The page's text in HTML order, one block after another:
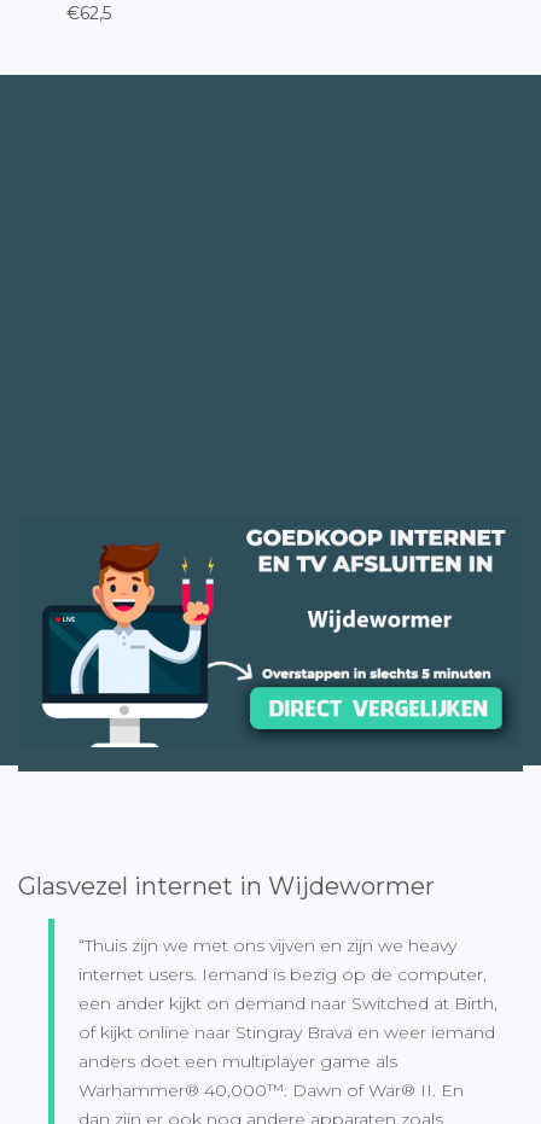
€62,5
Glasvezel internet in Wijdewormer
“Thuis zijn we met ons vijven en zijn we heavy
internet users. Iemand is bezig op de computer,
een ander kijkt on demand naar Switched at Birth,
of kijkt online naar Stingray Brava en weer iemand
anders doet een multiplayer game als
Warhammer® 40,000™: Dawn of War® II. En
dan zijn er ook nog andere apparaten zoals